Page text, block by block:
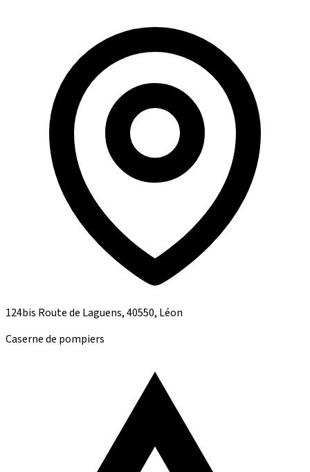
124bis Route de Laguens, 40550, Léon
Caserne de pompiers